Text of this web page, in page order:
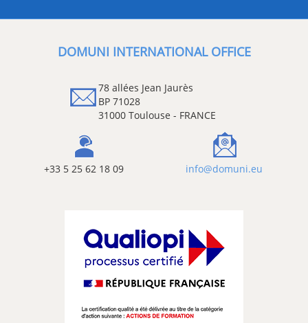
DOMUNI INTERNATIONAL OFFICE
78 allées Jean Jaurès
BP 71028
31000 Toulouse - FRANCE
+33 5 25 62 18 09 info@domuni.eu